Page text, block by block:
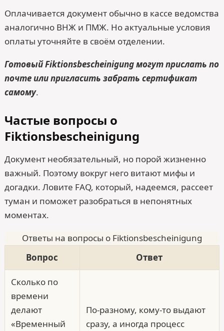
Оплачивается документ обычно в кассе ведомства
аналогично ВНЖ и ПМЖ. Но актуальные условия
оплаты уточняйте в своём отделении.
Готовый Fiktionsbescheinigung могут прислать по
почте или пригласить забрать сертификат
самому.
Частые вопросы о
Fiktionsbescheinigung
Документ необязательный, но порой жизненно
важный. Поэтому вокруг него витают мифы и
догадки. Ловите FAQ, который, надеемся, рассеет
туман и поможет разобраться в непонятных
моментах.
Ответы на вопросы о Fiktions­bescheinigung
Вопрос
Ответ
Сколько по
времени
делают
«Временный
По-разному, кому-то выдают
сразу, а иногда процесс